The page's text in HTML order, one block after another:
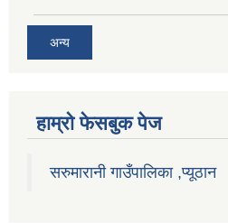
अन्य
हाम्राे फेसबुक पेज
सरुमारानी गाउँपालिका ,प्यूठान